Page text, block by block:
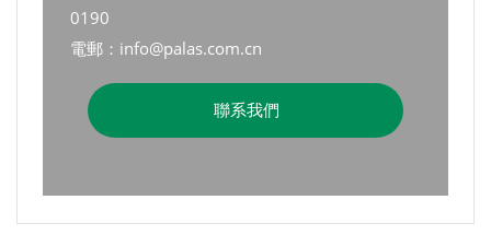
0190
電郵：info@palas.com.cn
聯系我們